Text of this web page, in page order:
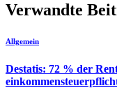
Verwandte
Allgemein
Destatis: 72 % der